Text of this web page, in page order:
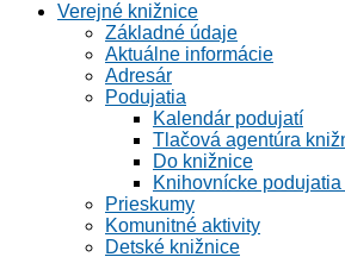
Verejné knižnice
Základné údaje
Aktuálne informácie
Adresár
Podujatia
Kalendár podujatí
Tlačová agentúra
Do knižnice
Knihovnícke podujatia
Prieskumy
Komunitné aktivity
Detské knižnice